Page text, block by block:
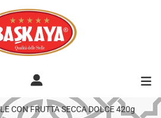
CON FRUTTA SECCA DOLCE 420g